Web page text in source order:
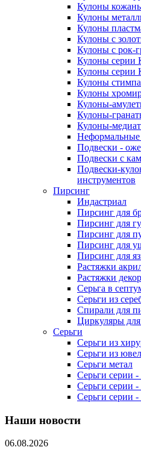
Кулоны
Кулоны
Кулоны
Кулоны с
Кулоны с рок-
Кулоны
Кулоны
Кулоны
Кулоны
Кулоны-
Кулоны-
Кулоны-
Неформальные
Подвески -
Подвески с
Подвески-
инструментов
Пирсинг
Индастриал
Пирсинг для
Пирсинг для
Пирсинг для
Пирсинг для
Пирсинг для
Растяжки
Растяжки
Серьга в
Серьги из
Спирали для
Циркуляры
Серьги
Серьги из
Серьги из
Серьги метал
Серьги серии
Серьги серии
Серьги серии
Наши новости
06.08.2026